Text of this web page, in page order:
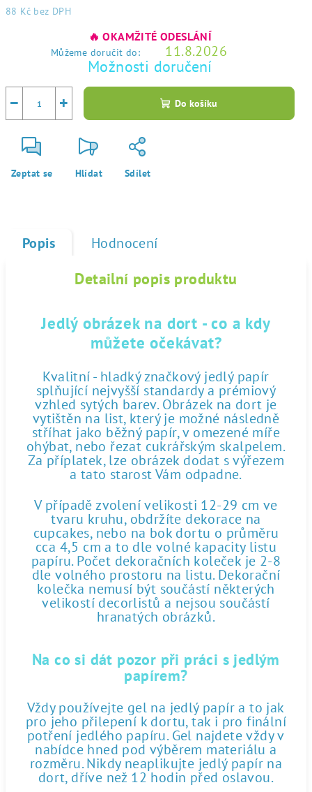
88 Kč bez DPH
🔥 OKAMŽITÉ ODESLÁNÍ
Můžeme doručit do: 11.8.2026
Možnosti doručení
+
− Do košíku
Zeptat se Hlídat Sdílet
Popis Hodnocení
Detailní popis produktu
Jedlý obrázek na dort - co a kdy
můžete očekávat?
Kvalitní - hladký značkový jedlý papír
splňující nejvyšší standardy a prémiový
vzhled sytých barev. Obrázek na dort je
vytištěn na list, který je možné následně
stříhat jako běžný papír, v omezené míře
ohýbat, nebo řezat cukrářským skalpelem.
Za příplatek, lze obrázek dodat s výřezem
a tato starost Vám odpadne.
V případě zvolení velikosti 12-29 cm ve
tvaru kruhu, obdržíte dekorace na
cupcakes, nebo na bok dortu o průměru
cca 4,5 cm a to dle volné kapacity listu
papíru. Počet dekoračních koleček je 2-8
dle volného prostoru na listu. Dekorační
kolečka nemusí být součástí některých
velikostí decorlistů a nejsou součástí
hranatých obrázků.
Na co si dát pozor při práci s jedlým
papírem?
Vždy používejte gel na jedlý papír a to jak
pro jeho přilepení k dortu, tak i pro finální
potření jedlého papíru. Gel najdete vždy v
nabídce hned pod výběrem materiálu a
rozměru. Nikdy neaplikujte jedlý papír na
dort, dříve než 12 hodin před oslavou.